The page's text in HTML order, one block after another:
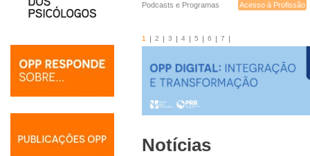
Podcasts e Programas
Acesso à Profissão
1 2 3 4 5 6 7
Notícias